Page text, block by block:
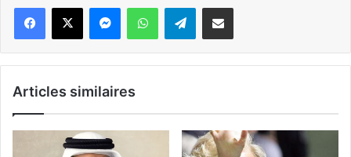
WhatsApp Telegram
Articles similaires